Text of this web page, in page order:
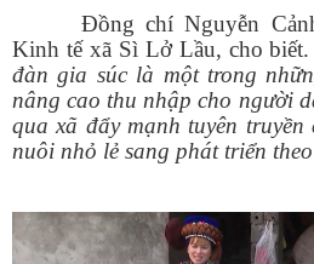
Đồng chí Nguyễn
Kinh tế xã Sì Lở Lầu, cho biết.
đàn gia súc là một trong
nâng cao thu nhập cho người
qua xã đẩy mạnh tuyên
nuôi nhỏ lẻ sang phát triển